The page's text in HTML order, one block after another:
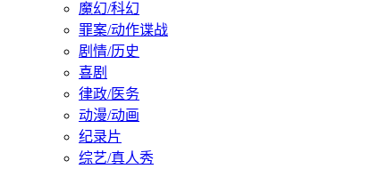
魔幻/科幻
罪案/动作谍战
剧情/历史
喜剧
律政/医务
动漫/动画
纪录片
综艺/真人秀